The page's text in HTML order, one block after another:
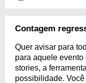
Contagem
Quer avisar para
para aquele
stories, a
possibilidade.